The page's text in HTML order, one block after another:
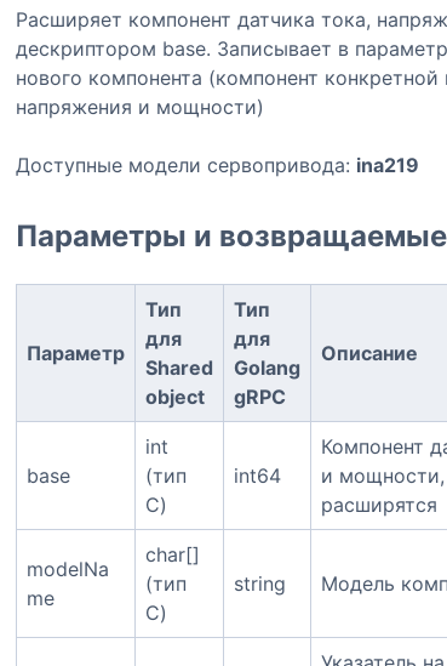
Расширяет компонент датчика тока,
дескриптором base. Записывает в
нового компонента (компонент
напряжения и мощности)
Доступные модели сервопривода: ina219
Параметры и возвращаемые
Параметр
Тип
для
Shared
object
Тип
для
Golang
gRPC
Описание
base
int
(тип
C)
int64
Компонент
и мощности,
расширятся
modelNa
me
char[]
(тип
C)
string Модель